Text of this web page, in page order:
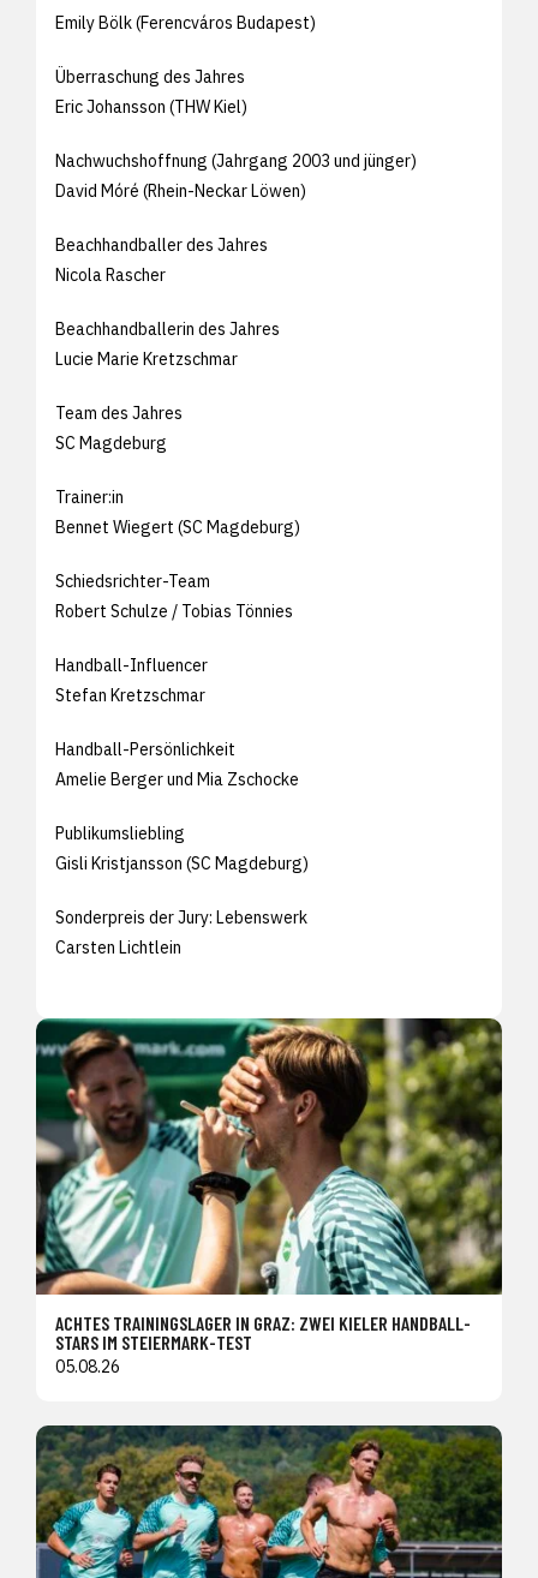
Emily Bölk (Ferencváros Budapest)
Überraschung des Jahres
Eric Johansson (THW Kiel)
Nachwuchshoffnung (Jahrgang 2003 und jünger)
David Móré (Rhein-Neckar Löwen)
Beachhandballer des Jahres
Nicola Rascher
Beachhandballerin des Jahres
Lucie Marie Kretzschmar
Team des Jahres
SC Magdeburg
Trainer:in
Bennet Wiegert (SC Magdeburg)
Schiedsrichter-Team
Robert Schulze / Tobias Tönnies
Handball-Influencer
Stefan Kretzschmar
Handball-Persönlichkeit
Amelie Berger und Mia Zschocke
Publikumsliebling
Gisli Kristjansson (SC Magdeburg)
Sonderpreis der Jury: Lebenswerk
Carsten Lichtlein
ACHTES TRAININGSLAGER IN GRAZ: ZWEI KIELER HANDBALL-
STARS IM STEIERMARK-TEST
05.08.26